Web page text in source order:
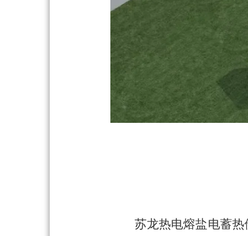
苏龙热电熔盐电蓄